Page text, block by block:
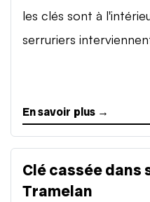
les clés sont à
serruriers
En savoir plus →
Clé cassée dans
Tramelan